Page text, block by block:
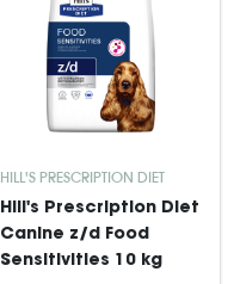
HILL'S PRESCRIPTION DIET
Hill's Prescription Diet
Canine z/d Food
Sensitivities 10 kg